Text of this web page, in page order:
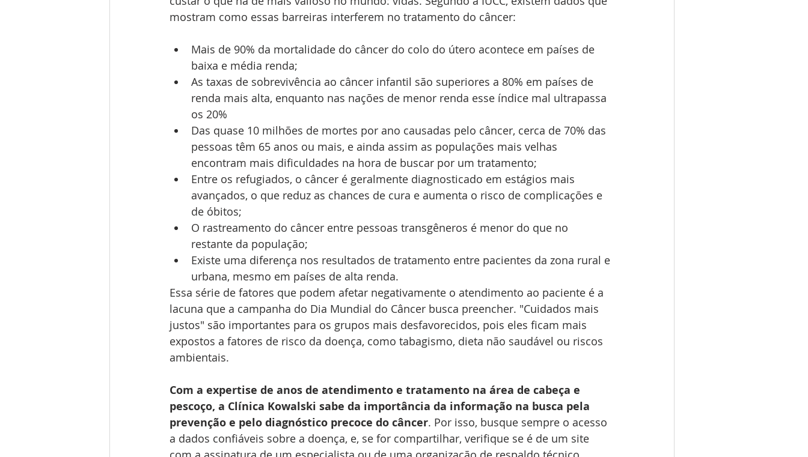
mostram como essas barreiras interferem no tratamento do câncer:
Mais de 90% da mortalidade do câncer do colo do útero acontece em países de
baixa e média renda;
As taxas de sobrevivência ao câncer infantil são superiores a 80% em países de
renda mais alta, enquanto nas nações de menor renda esse índice mal ultrapassa
os 20%
Das quase 10 milhões de mortes por ano causadas pelo câncer, cerca de 70% das
pessoas têm 65 anos ou mais, e ainda assim as populações mais velhas
encontram mais dificuldades na hora de buscar por um tratamento;
Entre os refugiados, o câncer é geralmente diagnosticado em estágios mais
avançados, o que reduz as chances de cura e aumenta o risco de complicações e
de óbitos;
O rastreamento do câncer entre pessoas transgêneros é menor do que no
restante da população;
Existe uma diferença nos resultados de tratamento entre pacientes da zona rural e
urbana, mesmo em países de alta renda.
Essa série de fatores que podem afetar negativamente o atendimento ao paciente é a
lacuna que a campanha do Dia Mundial do Câncer busca preencher. "Cuidados mais
justos" são importantes para os grupos mais desfavorecidos, pois eles ficam mais
expostos a fatores de risco da doença, como tabagismo, dieta não saudável ou riscos
ambientais.
Com a expertise de anos de atendimento e tratamento na área de cabeça e
pescoço, a Clínica Kowalski sabe da importância da informação na busca pela
prevenção e pelo diagnóstico precoce do câncer. Por isso, busque sempre o acesso
a dados confiáveis sobre a doença, e, se for compartilhar, verifique se é de um site